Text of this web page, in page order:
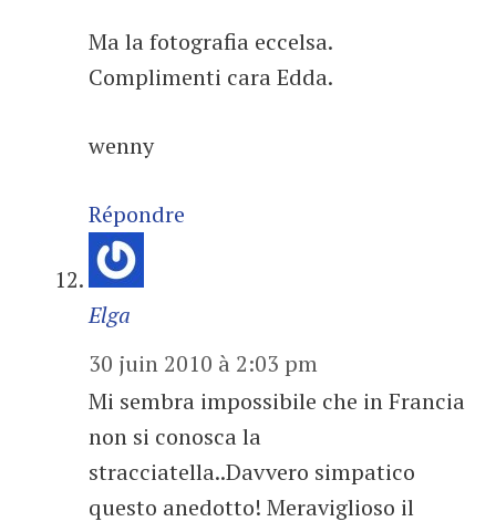
Ma la fotografia eccelsa.
Complimenti cara Edda.
wenny
Répondre
Elga
30 juin 2010 à 2:03 pm
Mi sembra impossibile che in Francia
non si conosca la
stracciatella..Davvero simpatico
questo anedotto! Meraviglioso il